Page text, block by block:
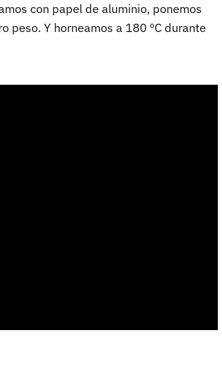
con papel de aluminio, ponemos
peso. Y horneamos a 180 ºC durante